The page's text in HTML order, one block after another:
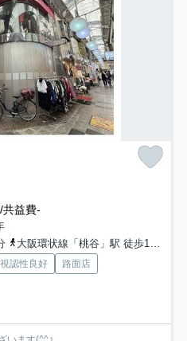
共益費-
大阪環状線「桃谷」駅 徒歩12分
視認性良好
路面店